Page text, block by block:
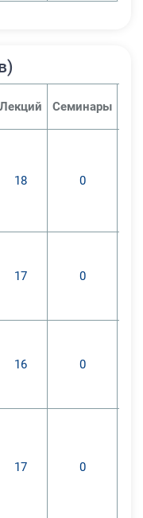
Лекций Семинары
18 0
17 0
16 0
17 0